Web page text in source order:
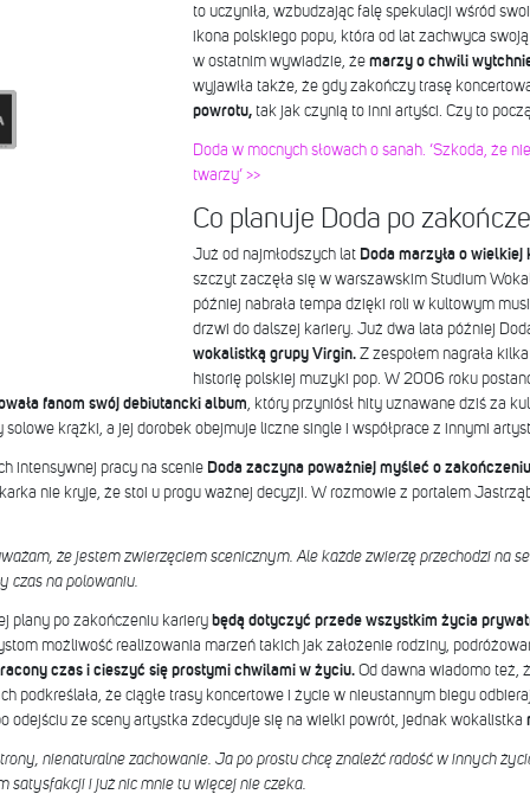
to uczyniła, wzbudzając falę spekulacji wśród
ikona polskiego popu, która od lat zachwyca
w ostatnim wywiadzie, że marzy o chwili
wyjawiła także, że gdy zakończy trasę
powrotu,tak jak czynią to inni artyści. Czy to
Doda w mocnych słowach o sanah. ‘Szkoda, że
twarzy’ >>
Co planuje Doda po
Już od najmłodszych lat Doda marzyła o
szczyt zaczęła się w warszawskim Studium
później nabrała tempa dzięki roli w kultowym
drzwi do dalszej kariery. Już dwa lata później
wokalistką grupy Virgin.Z zespołem nagrała
historię polskiej muzyki pop. W 2006 roku
fanom swój debiutancki album, który przyniósł hity uznawane dziś za
solowe krążki, a jej dorobek obejmuje liczne single i współprace z innymi
intensywnej pracy na scenieDoda zaczyna poważniej myśleć o
nie kryje, że stoi u progu ważnej decyzji. W rozmowie z portalem
że jestem zwierzęciem scenicznym. Ale każde zwierzę przechodzi na
czas na polowaniu.
plany po zakończeniu kariery będą dotyczyć przede wszystkim życia
możliwość realizowania marzeń takich jak założenie rodziny,
czas i cieszyć się prostymi chwilami w życiu.Od dawna wiadomo też,
podkreślała, że ciągłe trasy koncertowe i życie w nieustannym biegu
odejściu ze sceny artystka zdecyduje się na wielki powrót, jednak wokalistka
nienaturalne zachowanie. Ja po prostu chcę znaleźć radość w innych
satysfakcji i już nic mnie tu więcej nie czeka.